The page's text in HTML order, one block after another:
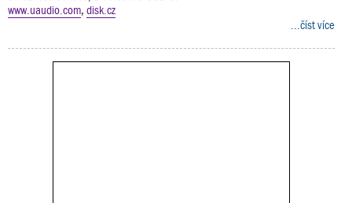
www.uaudio.com, disk.cz
...číst více